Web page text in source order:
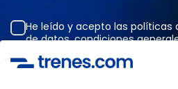
He leído y acepto las políticas
de datos,condiciones